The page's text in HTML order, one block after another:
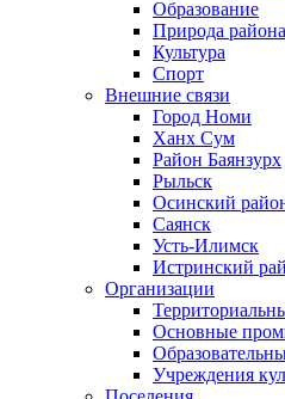
Образование
Природа района
Культура
Спорт
Внешние связи
Город Номи
Ханх Сум
Район Баянзурх
Рыльск
Осинский
Саянск
Усть-Илимск
Истринский
Организации
Основные
Учреждения